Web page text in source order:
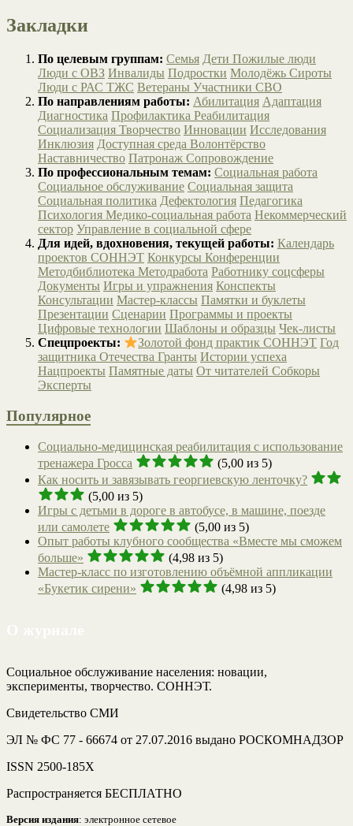
Закладки
По целевым группам: Семья Дети Пожилые люди
Люди с ОВЗ Инвалиды Подростки Молодёжь Сироты
Люди с РАС ТЖС Ветераны Участники СВО
По направлениям работы: Абилитация Адаптация
Диагностика Профилактика Реабилитация
Социализация Творчество Инновации Исследования
Инклюзия Доступная среда Волонтёрство
Наставничество Патронаж Сопровождение
По профессиональным темам: Социальная работа
Социальное обслуживание Социальная защита
Социальная политика Дефектология Педагогика
Психология Медико-социальная работа Некоммерческий
сектор Управление в социальной сфере
Для идей, вдохновения, текущей работы: Календарь
проектов СОННЭТ Конкурсы Конференции
Методбиблиотека Методработа Работнику соцсферы
Документы Игры и упражнения Конспекты
Консультации Мастер-классы Памятки и буклеты
Презентации Сценарии Программы и проекты
Цифровые технологии Шаблоны и образцы Чек-листы
Спецпроекты:
Золотой фонд практик СОННЭТ Год
защитника Отечества Гранты Истории успеха
Нацпроекты Памятные даты От читателей Собкоры
Эксперты
Популярное
Социально-медицинская реабилитация с использование
тренажера Гросса
(5,00 из 5)
Как носить и завязывать георгиевскую ленточку?
(5,00 из 5)
Игры с детьми в дороге в автобусе, в машине, поезде
или самолете
(5,00 из 5)
Опыт работы клубного сообщества «Вместе мы сможем
больше»
(4,98 из 5)
Мастер-класс по изготовлению объёмной аппликации
«Букетик сирени»
(4,98 из 5)
Социальное обслуживание населения: новации,
эксперименты, творчество. СОННЭТ.
Свидетельство СМИ
ЭЛ № ФС 77 - 66674 от 27.07.2016 выдано РОСКОМНАДЗОР
ISSN 2500-185Х
Распространяется БЕСПЛАТНО
Версия издания: электронное сетевое